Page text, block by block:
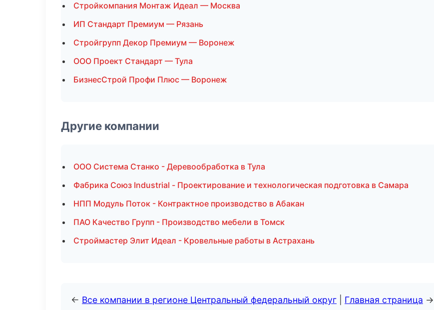
Стройкомпания Монтаж Идеал — Москва
ИП Стандарт Премиум — Рязань
Стройгрупп Декор Премиум — Воронеж
ООО Проект Стандарт — Тула
БизнесСтрой Профи Плюс — Воронеж
Другие компании
ООО Система Станко - Деревообработка в Тула
Фабрика Союз Industrial - Проектирование и технологическая подготовка в Самара
НПП Модуль Поток - Контрактное производство в Абакан
ПАО Качество Групп - Производство мебели в Томск
Строймастер Элит Идеал - Кровельные работы в Астрахань
← Все компании в регионе Центральный федеральный округ Главная страница →